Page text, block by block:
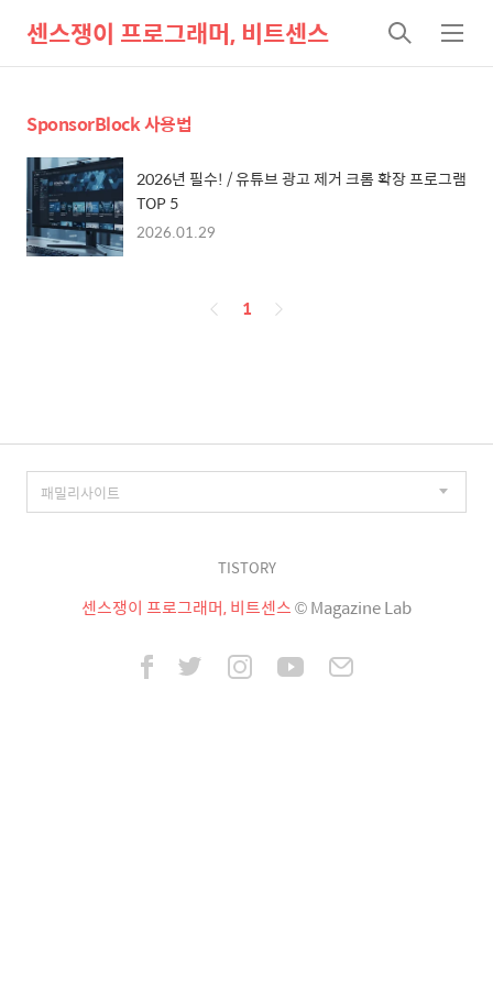
센스쟁이 프로그래머, 비트센스
검
색
메
뉴
SponsorBlock 사용법
2026년 필수! / 유튜브 광고 제거 크롬 확장 프로그램
TOP 5
2026.01.29
페
1
TISTORY
센스쟁이 프로그래머, 비트센스© Magazine Lab